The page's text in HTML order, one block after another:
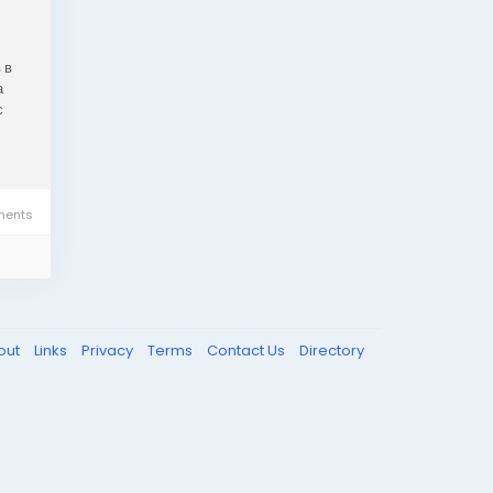
в
Links Privacy Terms Contact Us Directory